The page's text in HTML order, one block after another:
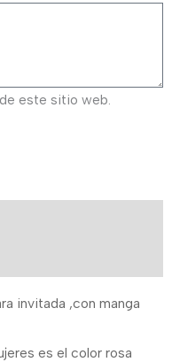
de este sitio web.
invitada ,con manga
es el color rosa